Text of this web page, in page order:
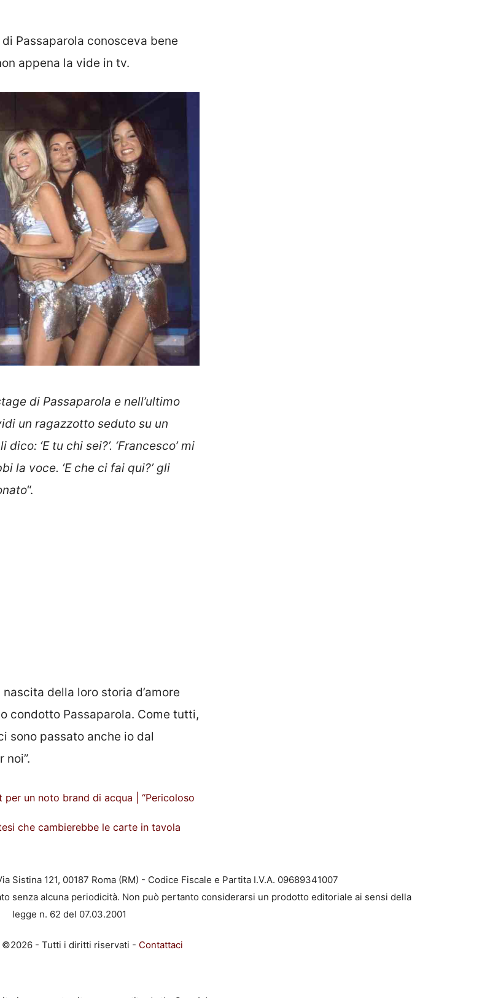
Passaparola conosceva bene
appena la vide in tv.
di Passaparola e nell’ultimo
un ragazzotto seduto su un
‘E tu chi sei?’. ‘Francesco’ mi
la voce. ‘E che ci fai qui?’ gli
“.
della loro storia d’amore
condotto Passaparola. Come tutti,
sono passato anche io dal
per un noto brand di acqua | “Pericoloso
che cambierebbe le carte in tavola
Sistina 121, 00187 Roma (RM) - Codice Fiscale e Partita I.V.A. 09689341007
senza alcuna periodicità. Non può pertanto considerarsi un prodotto editoriale ai sensi della
legge n. 62 del 07.03.2001
©2026 - Tutti i diritti riservati - Contattaci